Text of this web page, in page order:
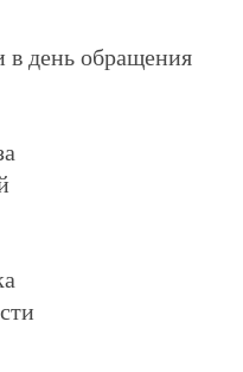
в день обращения